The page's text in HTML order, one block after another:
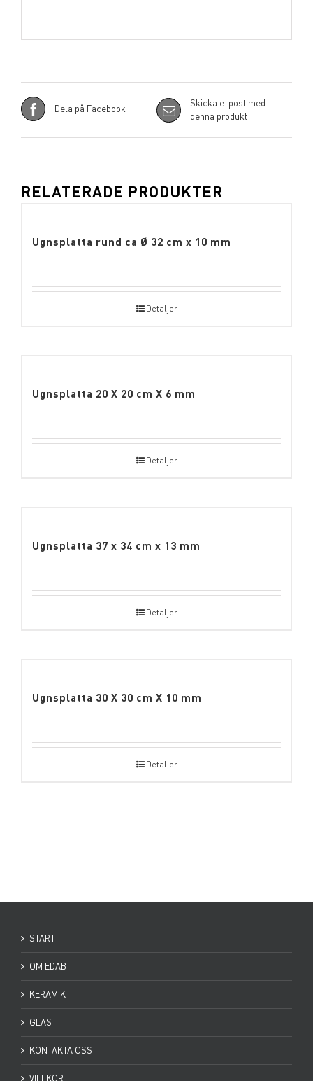
Dela på Facebook
Skicka e-post med
denna produkt
RELATERADE PRODUKTER
Ugnsplatta rund ca Ø 32 cm x 10 mm
Detaljer
Ugnsplatta 20 X 20 cm X 6 mm
Detaljer
Ugnsplatta 37 x 34 cm x 13 mm
Detaljer
Ugnsplatta 30 X 30 cm X 10 mm
Detaljer
START
OM EDAB
KERAMIK
GLAS
KONTAKTA OSS
VILLKOR